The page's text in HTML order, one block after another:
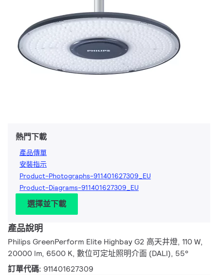
熱門下載
產品傳單
安裝指示
Product-Photographs-911401627309_EU
Product-Diagrams-911401627309_EU
選擇並下載
產品說明
Philips GreenPerform Elite Highbay G2 高天井燈, 110 W,
20000 lm, 6500 K, 數位可定址照明介面 (DALI), 55°
訂單代碼: 911401627309